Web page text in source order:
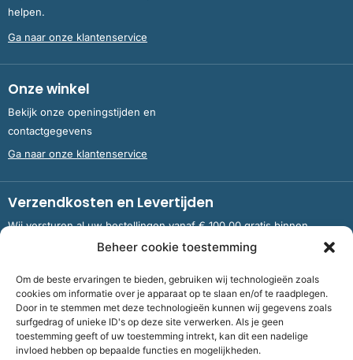
Beheer cookie toestemming
Om de beste ervaringen te bieden, gebruiken wij technologieën zoals
cookies om informatie over je apparaat op te slaan en/of te raadplegen.
Door in te stemmen met deze technologieën kunnen wij gegevens zoals
surfgedrag of unieke ID's op deze site verwerken. Als je geen
toestemming geeft of uw toestemming intrekt, kan dit een nadelige
invloed hebben op bepaalde functies en mogelijkheden.
helpen.
Ga naar onze klantenservice
Onze winkel
Bekijk onze openingstijden en
contactgegevens
Ga naar onze klantenservice
Verzendkosten en Levertijden
Wij versturen al uw bestellingen vanaf € 100,00 gratis binnen
Nederland en België.
Meer informatie over verzendkosten en levertijden
Bank NL09 RABO 0326 5083 92 ten name van Stichting OddFellows